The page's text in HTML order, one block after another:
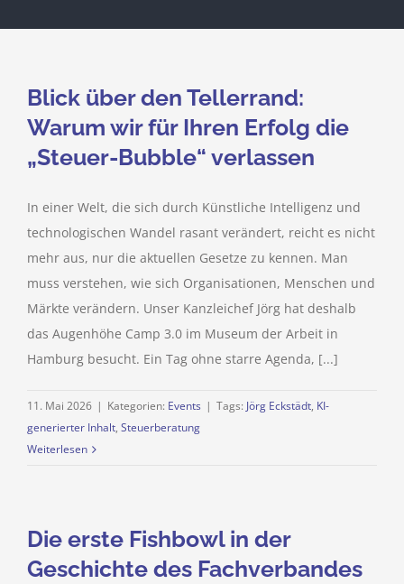
Blick über den Tellerrand:
Warum wir für Ihren Erfolg die
„Steuer-Bubble“ verlassen
In einer Welt, die sich durch Künstliche Intelligenz und
technologischen Wandel rasant verändert, reicht es nicht
mehr aus, nur die aktuellen Gesetze zu kennen. Man
muss verstehen, wie sich Organisationen, Menschen und
Märkte verändern. Unser Kanzleichef Jörg hat deshalb
das Augenhöhe Camp 3.0 im Museum der Arbeit in
Hamburg besucht. Ein Tag ohne starre Agenda, [...]
11. Mai 2026 | Kategorien: Events | Tags: Jörg Eckstädt, KI-
generierter Inhalt, Steuerberatung
Weiterlesen
Die erste Fishbowl in der
Geschichte des Fachverbandes